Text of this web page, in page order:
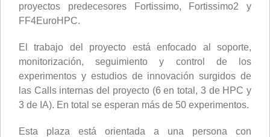
proyectos predecesores Fortissimo, Fortissimo2 y
FF4EuroHPC.
El trabajo del proyecto está enfocado al soporte,
monitorización, seguimiento y control de los
experimentos y estudios de innovación surgidos de
las Calls internas del proyecto (6 en total, 3 de HPC y
3 de IA). En total se esperan más de 50 experimentos.
Esta plaza está orientada a una persona con